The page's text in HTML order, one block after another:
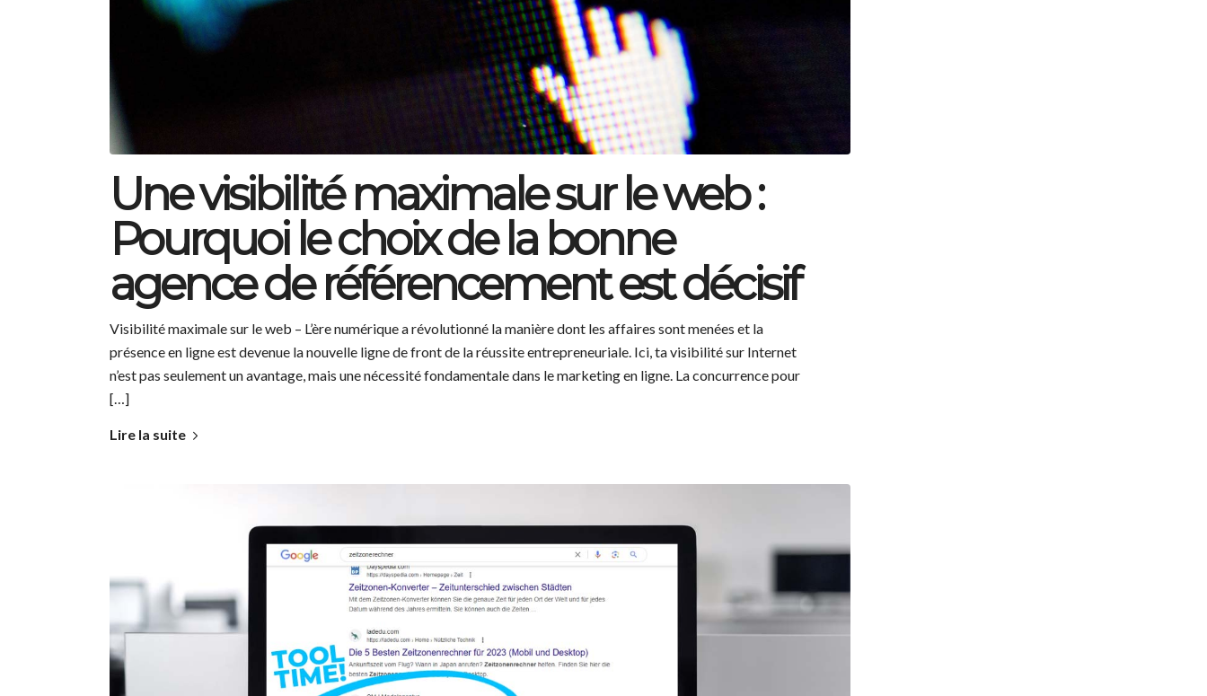
Une visibilité maximale sur le web :
Pourquoi le choix de la bonne
agence de référencement est décisif
Visibilité maximale sur le web – L’ère numérique a révolutionné la manière dont les affaires sont menées et la
présence en ligne est devenue la nouvelle ligne de front de la réussite entrepreneuriale. Ici, ta visibilité sur Internet
n’est pas seulement un avantage, mais une nécessité fondamentale dans le marketing en ligne. La concurrence pour
[…]
Lire la suite